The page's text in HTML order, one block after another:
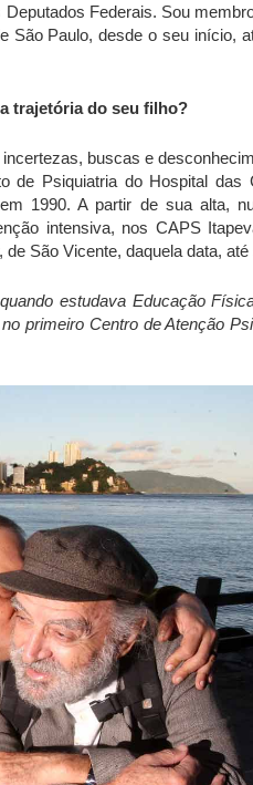
Federais. Sou
São Paulo, desde o seu início,
trajetória do seu filho?
buscas e
de Psiquiatria do Hospital das
1990. A partir de sua alta,
intensiva, nos CAPS
São Vicente, daquela data,
estudava Educação
primeiro Centro de Atenção